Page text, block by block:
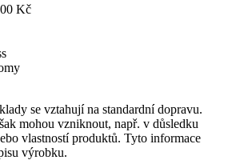
Kč
se vztahují na standardní dopravu.
mohou vzniknout, např. v důsledku
vlastností produktů. Tyto informace
výrobku.